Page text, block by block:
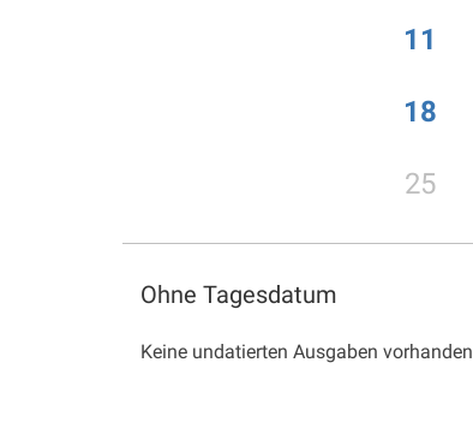
11
18
25
Ohne Tagesdatum
Keine undatierten Ausgaben vorhanden